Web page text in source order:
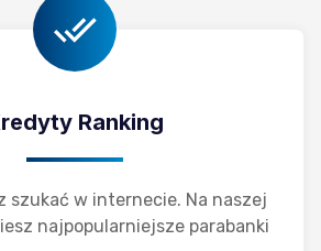
Ranking
szukać w internecie. Na naszej
najpopularniejsze parabanki
Ranking